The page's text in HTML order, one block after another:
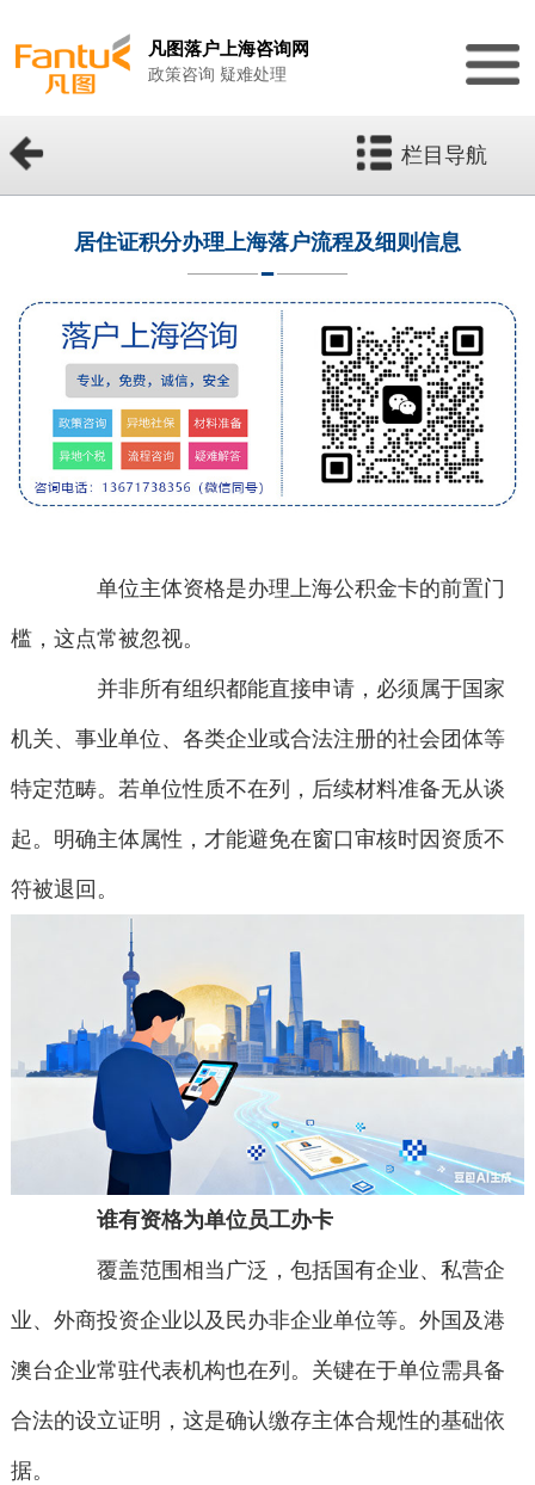
凡图落户上海咨询网
政策咨询 疑难处理
栏目导航
居住证积分办理上海落户流程及细则信息
单位主体资格是办理上海公积金卡的前置门
槛，这点常被忽视。
并非所有组织都能直接申请，必须属于国家
机关、事业单位、各类企业或合法注册的社会团体等
特定范畴。若单位性质不在列，后续材料准备无从谈
起。明确主体属性，才能避免在窗口审核时因资质不
符被退回。
谁有资格为单位员工办卡
覆盖范围相当广泛，包括国有企业、私营企
业、外商投资企业以及民办非企业单位等。外国及港
澳台企业常驻代表机构也在列。关键在于单位需具备
合法的设立证明，这是确认缴存主体合规性的基础依
据。